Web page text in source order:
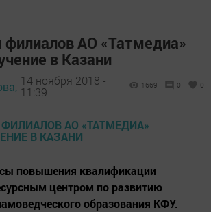
АО «Татмедиа»
в Казани
14 ноября 2018 -
11:39
1669 0 0
повышения квалификации
центром по развитию
образования КФУ.